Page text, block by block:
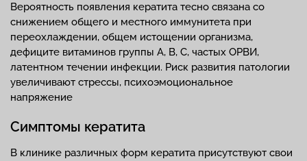
Вероятность появления кератита тесно связана со
снижением общего и местного иммунитета при
переохлаждении, общем истощении организма,
дефиците витаминов группы А, В, С, частых ОРВИ,
латентном течении инфекции. Риск развития патологии
увеличивают стрессы, психоэмоциональное
напряжение
Симптомы кератита
В клинике различных форм кератита присутствуют свои